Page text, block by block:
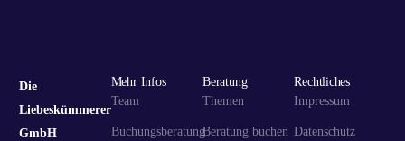
Die
Liebeskümmerer
GmbH
Mehr Infos
Team
Buchungsberatung
Beratung
Themen
Beratung buchen
Rechtliches
Impressum
Datenschutz